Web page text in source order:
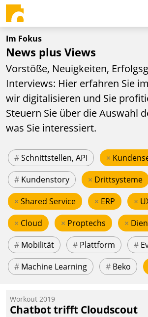
Im Fokus
News plus Views
Vorstöße, Neuigkeiten,
Interviews: Hier erfahren Sie
wir digitalisieren und Sie
Steuern Sie über die Auswahl
was Sie interessiert.
#Schnittstellen, API ×
# Kundenstory × Drittsysteme
× Shared Service × ERP ×
× Cloud × Proptechs ×
# Mobilität # Plattform #
# Machine Learning # Beko
Workout 2019
Chatbot trifft Cloudscout